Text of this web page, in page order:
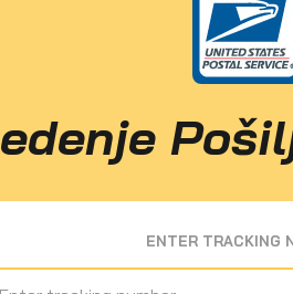
ENTER TRACKING